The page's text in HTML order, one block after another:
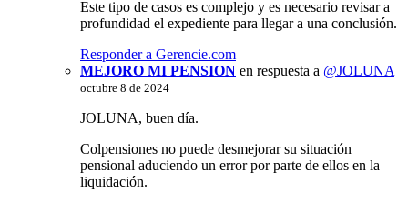
Este tipo de casos es complejo y es necesario revisar a
profundidad el expediente para llegar a una conclusión.
Responder a Gerencie.com
MEJORO MI PENSION en respuesta a @JOLUNA
octubre 8 de 2024
JOLUNA, buen día.
Colpensiones no puede desmejorar su situación
pensional aduciendo un error por parte de ellos en la
liquidación.